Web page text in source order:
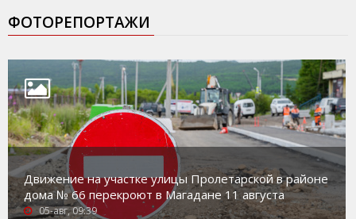
ФОТОРЕПОРТАЖИ
Движение на участке улицы Пролетарской в районе
дома № 66 перекроют в Магадане 11 августа
05-авг, 09:39